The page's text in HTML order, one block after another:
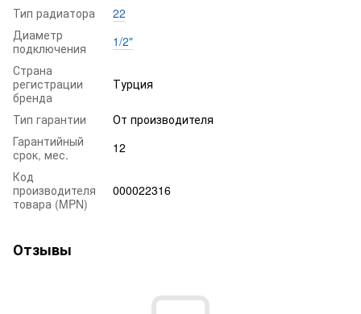
Тип радиатора
22
Диаметр
подключения
1/2"
Страна
регистрации
бренда
Турция
Тип гарантии
От производителя
Гарантийный
срок, мес.
12
Код
производителя
товара (MPN)
000022316
Отзывы